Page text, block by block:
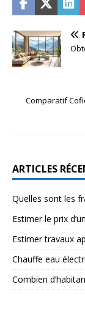
Comparatif
ARTICLES
Quelles sont les
Estimer le prix
Estimer travaux
Chauffe eau
Combien